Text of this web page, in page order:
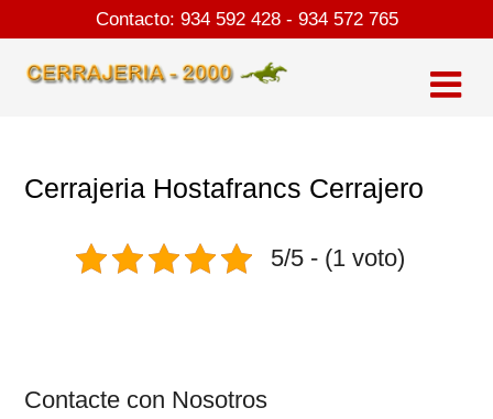
to
content
Contacto: 934 592 428- 934 572 765
Cerrajeria Hostafrancs Cerrajero
5/5 - (1 voto)
Contacte con Nosotros